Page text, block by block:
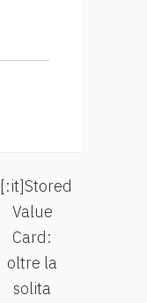
[:it]Stored
Value
Card:
oltre la
solita